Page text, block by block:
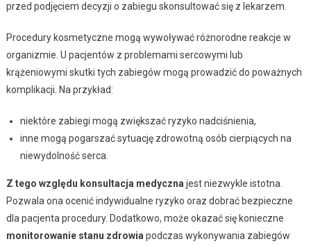
przed podjęciem decyzji o zabiegu skonsultować się z lekarzem.
Procedury kosmetyczne mogą wywoływać różnorodne reakcje w
organizmie. U pacjentów z problemami sercowymi lub
krążeniowymi skutki tych zabiegów mogą prowadzić do poważnych
komplikacji. Na przykład:
niektóre zabiegi mogą zwiększać ryzyko nadciśnienia,
inne mogą pogarszać sytuację zdrowotną osób cierpiących na
niewydolność serca.
Z tego względu konsultacja medyczna jest niezwykle istotna.
Pozwala ona ocenić indywidualne ryzyko oraz dobrać bezpieczne
dla pacjenta procedury. Dodatkowo, może okazać się konieczne
monitorowanie stanu zdrowia podczas wykonywania zabiegów